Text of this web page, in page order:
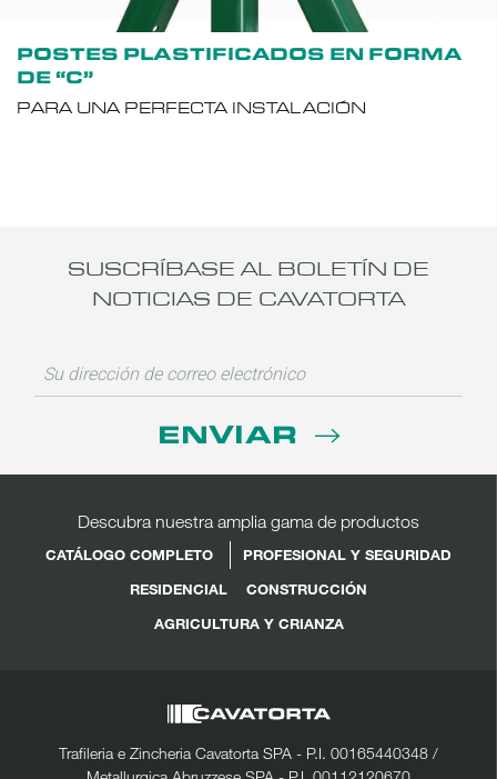
POSTES PLASTIFICADOS EN FORMA
DE “C”
PARA UNA PERFECTA INSTALACIÓN
SUSCRÍBASE AL BOLETÍN DE
NOTICIAS DE CAVATORTA
ENVIAR
Descubra nuestra amplia gama de productos
CATÁLOGO COMPLETO
PROFESIONAL Y SEGURIDAD
RESIDENCIAL
CONSTRUCCIÓN
AGRICULTURA Y CRIANZA
Trafileria e Zincheria Cavatorta SPA - P.I. 00165440348 /